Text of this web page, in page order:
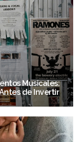
Musicales:
de Invertir